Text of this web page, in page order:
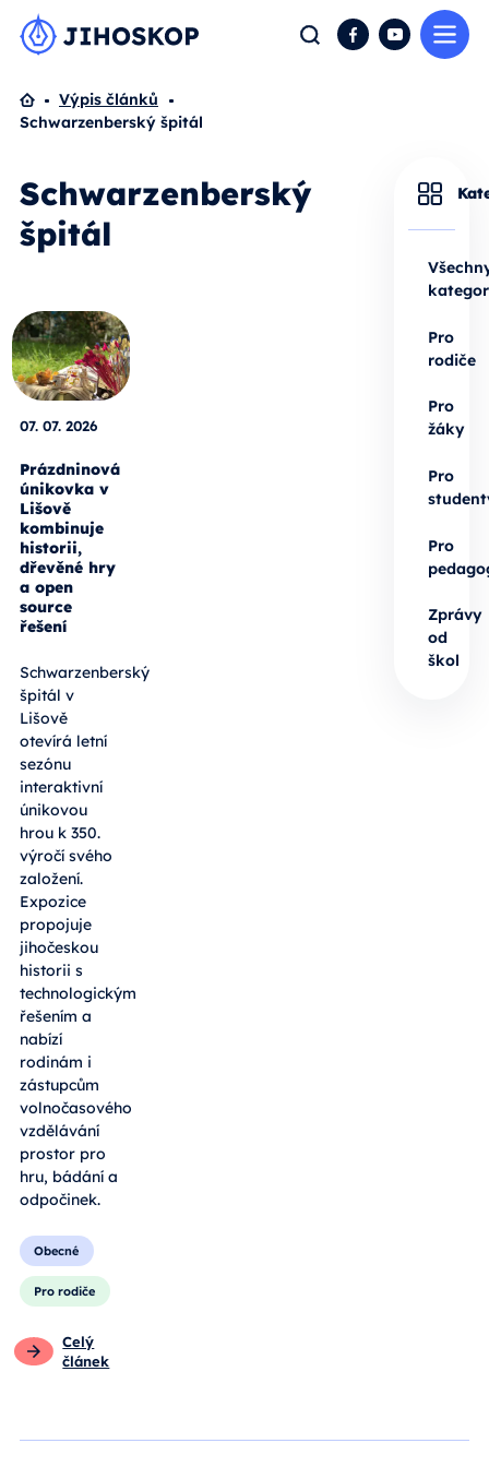
Hledat FacebookYouTube
Domů
Výpis článků
Schwarzenberský špitál
Schwarzenberský
špitál
07. 07. 2026
Prázdninová
únikovka v
Lišově
kombinuje
historii,
dřevěné hry
a open
source
řešení
Schwarzenberský
špitál v
Lišově
otevírá letní
sezónu
interaktivní
únikovou
hrou k 350.
výročí svého
založení.
Expozice
propojuje
jihočeskou
historii s
technologickým
řešením a
nabízí
rodinám i
zástupcům
volnočasového
vzdělávání
prostor pro
hru, bádání a
odpočinek.
Obecné
Pro rodiče
Celý
článek
Pro
rodiče
Pro
žáky
Pro
Pro
Zprávy
od
škol